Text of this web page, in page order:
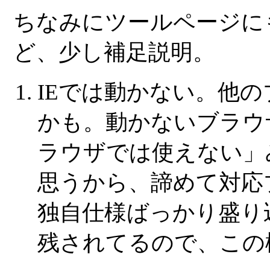
ちなみにツールページ
ど、少し補足説明。
IEでは動かない。他
かも。動かないブラ
ラウザでは使えない
思うから、諦めて対
独自仕様ばっかり盛
残されてるので、こ